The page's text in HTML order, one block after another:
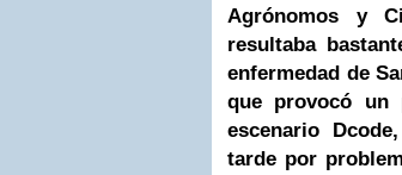
Agrónomos y
resultaba
enfermedad de
que provocó un
escenario
tarde por